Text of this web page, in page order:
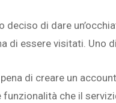
di dare
di essere visitati. Uno
di creare un
funzionalità che il